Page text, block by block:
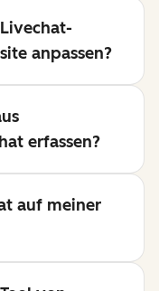
anpassen?
erfassen?
auf meiner